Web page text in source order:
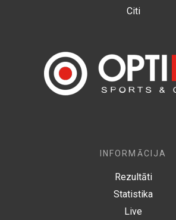
Citi
INFORMĀCIJA
Rezultāti
Statistika
Live